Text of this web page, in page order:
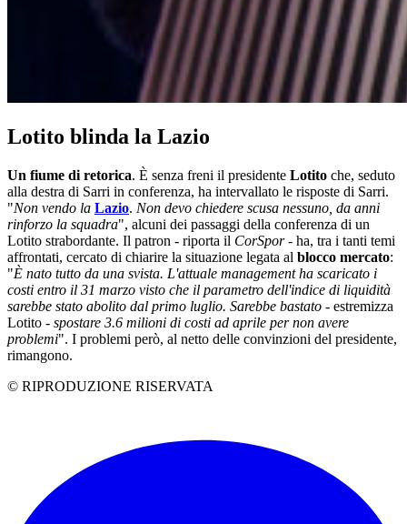
Lotito blinda la Lazio
Un fiume di retorica. È senza freni il presidente Lotito che, seduto
alla destra di Sarri in conferenza, ha intervallato le risposte di Sarri.
"Non vendo la Lazio. Non devo chiedere scusa nessuno, da anni
rinforzo la squadra", alcuni dei passaggi della conferenza di un
Lotito strabordante. Il patron - riporta il CorSpor- ha, tra i tanti temi
affrontati, cercato di chiarire la situazione legata al blocco mercato:
"È nato tutto da una svista. L'attuale management ha scaricato i
costi entro il 31 marzo visto che il parametro dell'indice di liquidità
sarebbe stato abolito dal primo luglio. Sarebbe bastato - estremizza
Lotito - spostare 3.6 milioni di costi ad aprile per non avere
problemi". I problemi però, al netto delle convinzioni del presidente,
rimangono.
© RIPRODUZIONE RISERVATA